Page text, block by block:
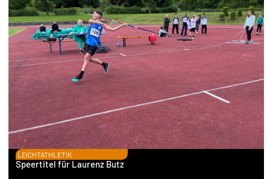
LEICHTATHLETIK
Speertitel für Laurenz Butz